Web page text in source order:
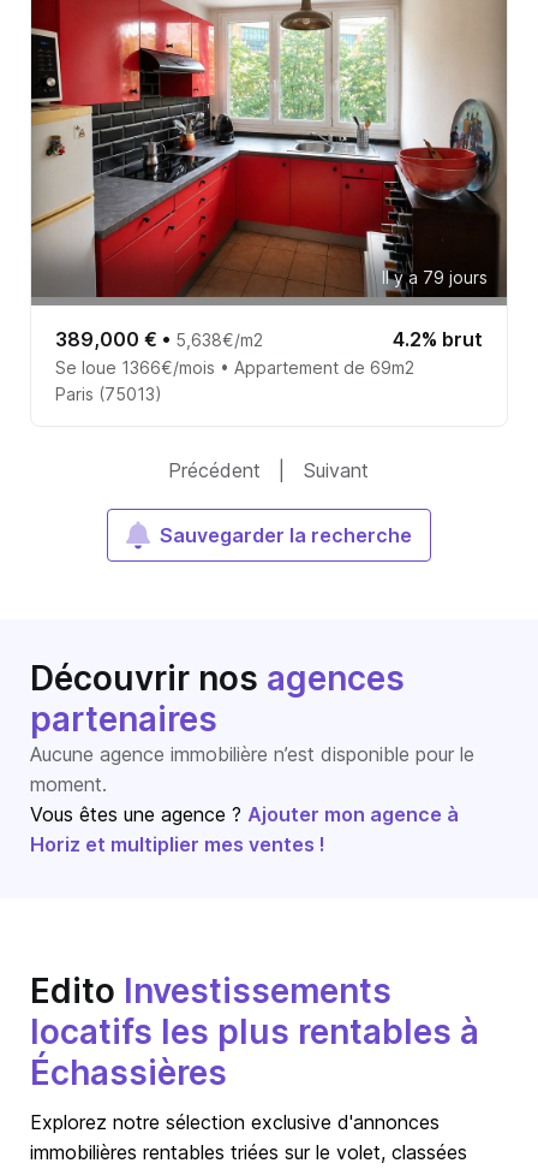
Il y a 79 jours
389,000 € • 5,638€/m2 4.2% brut
Se loue 1366€/mois • Appartement de 69m2
Paris (75013)
Précédent Suivant
Sauvegarder la recherche
Découvrir nos agences
partenaires
Aucune agence immobilière n’est disponible pour le
moment.
Vous êtes une agence ? Ajouter mon agence à
Horiz et multiplier mes ventes !
Edito Investissements
locatifs les plus rentables à
Échassières
Explorez notre sélection exclusive d'annonces
immobilières rentables triées sur le volet, classées